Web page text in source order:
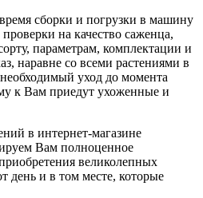
сборки и погрузки в машину
на качество саженца,
параметрам, комплектации и
наравне со всеми растениями в
уход до момента
к Вам приедут ухоженные и
в интернет-магазине
Вам полноценное
великолепных
день и в том месте, которые